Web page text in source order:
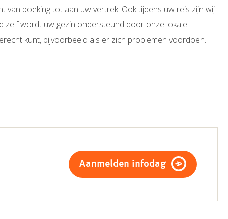
van boeking tot aan uw vertrek. Ook tijdens uw reis zijn wij
zelf wordt uw gezin ondersteund door onze lokale
kunt, bijvoorbeeld als er zich problemen voordoen.
Aanmelden infodag